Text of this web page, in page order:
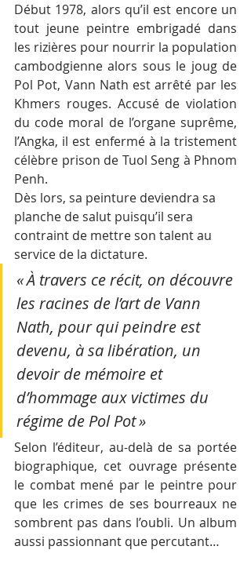
Début 1978, alors qu’il est encore un
tout jeune peintre embrigadé dans
les rizières pour nourrir la population
cambodgienne alors sous le joug de
Pol Pot, Vann Nath est arrêté par les
Khmers rouges. Accusé de violation
du code moral de l’organe suprême,
l’Angka, il est enfermé à la tristement
célèbre prison de Tuol Seng à Phnom
Penh.
Dès lors, sa peinture deviendra sa
planche de salut puisqu’il sera
contraint de mettre son talent au
service de la dictature.
« À travers ce récit, on découvre
les racines de l’art de Vann
Nath, pour qui peindre est
devenu, à sa libération, un
devoir de mémoire et
d’hommage aux victimes du
régime de Pol Pot »
Selon l’éditeur, au-delà de sa portée
biographique, cet ouvrage présente
le combat mené par le peintre pour
que les crimes de ses bourreaux ne
sombrent pas dans l’oubli. Un album
aussi passionnant que percutant…